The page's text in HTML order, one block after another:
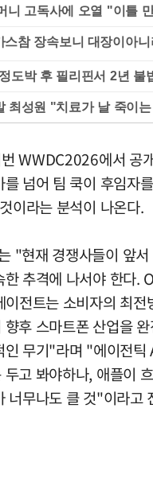
니 고독사에 오열 "이틀
도박 후 필리핀서 2년 불
최성원 "치료가 날 죽이
WWDC2026에서 공
를 넘어 팀 쿡이 후임자
이라는 분석이 나온다.
"현재 경쟁사들이 앞
추격에 나서야 한다.
전트는 소비자의 최전
후 스마트폰 산업을
인 무기"라며 "에이전틱
고 봐야하나, 애플이
너무나도 클 것"이라고